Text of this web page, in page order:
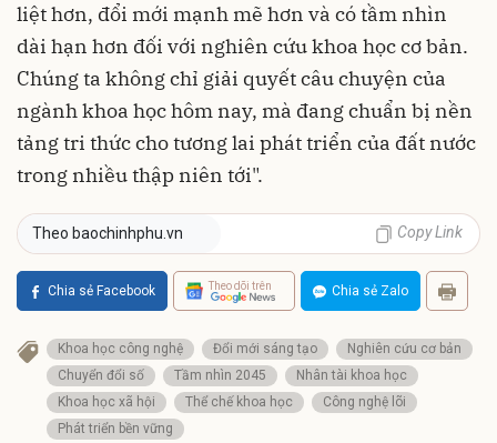
liệt hơn, đổi mới mạnh mẽ hơn và có tầm nhìn
dài hạn hơn đối với nghiên cứu khoa học cơ bản.
Chúng ta không chỉ giải quyết câu chuyện của
ngành khoa học hôm nay, mà đang chuẩn bị nền
tảng tri thức cho tương lai phát triển của đất nước
trong nhiều thập niên tới".
Theo baochinhphu.vn Copy Link
Chia sẻ Facebook Theo dõi trên Chia sẻ Zalo
Khoa học công nghệ Đổi mới sáng tạo
Nghiên cứu cơ bản
Chuyển đổi số
Tầm nhìn 2045
Nhân tài khoa học
Khoa học xã hội
Thể chế khoa học
Công nghệ lõi
Phát triển bền vững